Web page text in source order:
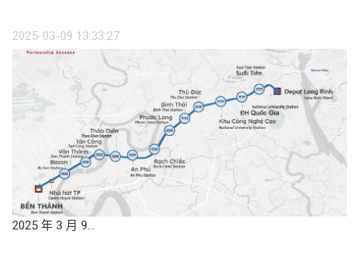
2025-03-09 13:33:27
2025 年 3 月 9…